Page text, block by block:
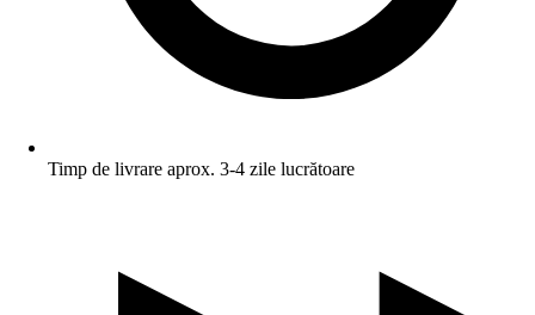
Timp de livrare aprox. 3-4 zile lucrătoare